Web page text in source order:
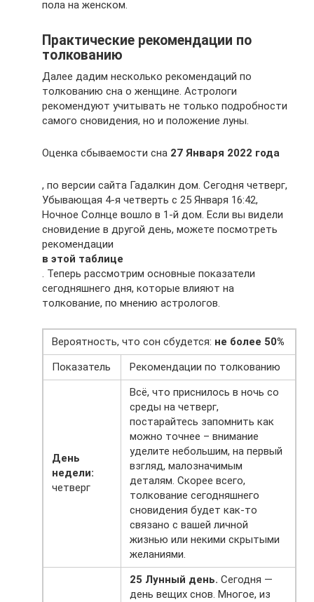
пола на женском.
Практические рекомендации по
толкованию
Далее дадим несколько рекомендаций по
толкованию сна о женщине. Астрологи
рекомендуют учитывать не только подробности
самого сновидения, но и положение луны.
Оценка сбываемости сна 27 Января 2022 года
, по версии сайта Гадалкин дом. Сегодня четверг,
Убывающая 4-я четверть с 25 Января 16:42,
Ночное Солнце вошло в 1-й дом. Если вы видели
сновидение в другой день, можете посмотреть
рекомендации
в этой таблице
. Теперь рассмотрим основные показатели
сегодняшнего дня, которые влияют на
толкование, по мнению астрологов.
Вероятность, что сон сбудется: не более 50%
Показатель
Рекомендации по толкованию
День
недели:
четверг
Всё, что приснилось в ночь со
среды на четверг,
постарайтесь запомнить как
можно точнее – внимание
уделите небольшим, на первый
взгляд, малозначимым
деталям. Скорее всего,
толкование сегодняшнего
сновидения будет как-то
связано с вашей личной
жизнью или некими скрытыми
желаниями.
25 Лунный день. Сегодня —
день вещих снов. Многое, из